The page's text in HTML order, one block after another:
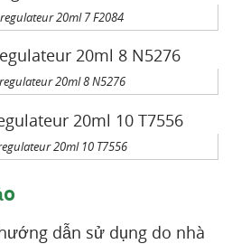
20ml 7 F2084
20ml 8 N5276
20ml 10 T7556
dẫn sử dụng do nhà